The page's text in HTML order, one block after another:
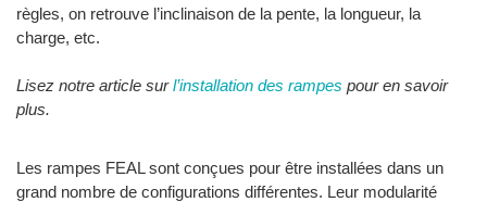
règles, on retrouve l’inclinaison de la pente, la longueur, la
charge, etc.
Lisez notre article surl’installation des rampes pour en savoir
plus.
Les rampes FEAL sont conçues pour être installées dans un
grand nombre de configurations différentes. Leur modularité